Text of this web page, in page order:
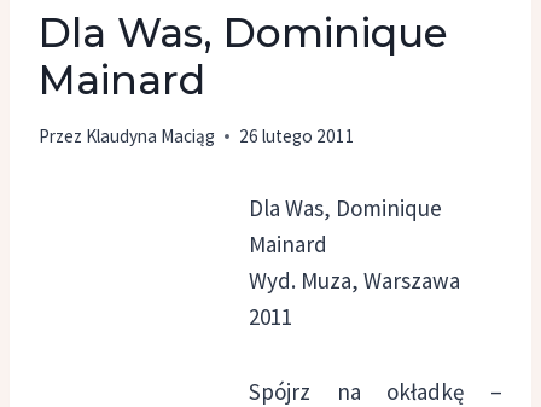
Dla Was, Dominique
Mainard
Przez Klaudyna Maciąg 26 lutego 2011
Dla Was, Dominique
Mainard
Wyd. Muza, Warszawa
2011
Spójrz na okładkę –